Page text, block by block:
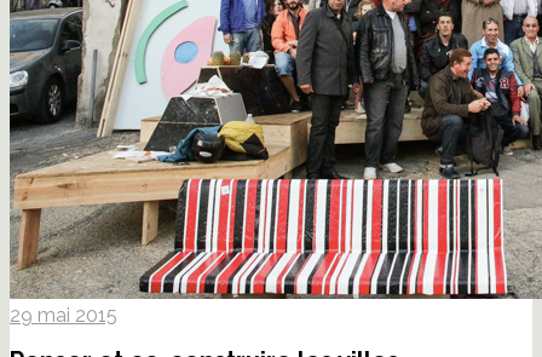
29 mai 2015